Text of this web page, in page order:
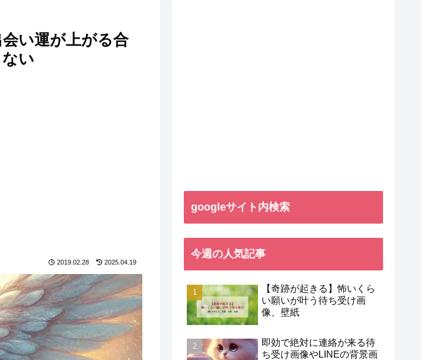
い運が上がる合
い
2019.02.28 2025.04.19
googleサイト内検索
今週の人気記事
【奇跡が起きる】怖いくら
い願いが叶う待ち受け画
像、壁紙
即効で絶対に連絡が来る待
ち受け画像やLINEの背景画